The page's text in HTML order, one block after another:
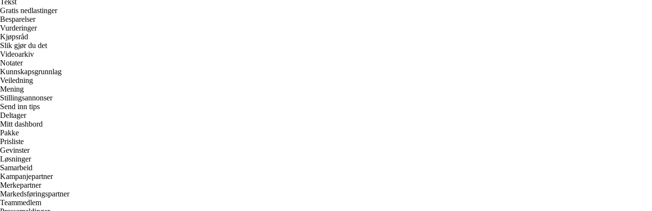
Tekst
Gratis nedlastinger
Besparelser
Vurderinger
Kjøpsråd
Slik gjør du det
Videoarkiv
Notater
Kunnskapsgrunnlag
Veiledning
Mening
Stillingsannonser
Send inn tips
Deltager
Mitt dashbord
Pakke
Prisliste
Gevinster
Løsninger
Samarbeid
Kampanjepartner
Merkepartner
Markedsføringspartner
Teammedlem